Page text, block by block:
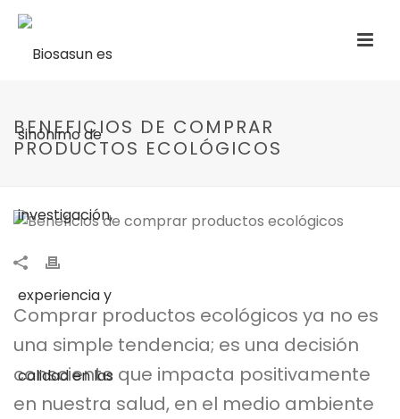
BENEFICIOS DE COMPRAR
PRODUCTOS ECOLÓGICOS
Comprar productos ecológicos ya no es
una simple tendencia; es una decisión
consciente que impacta positivamente
en nuestra salud, en el medio ambiente